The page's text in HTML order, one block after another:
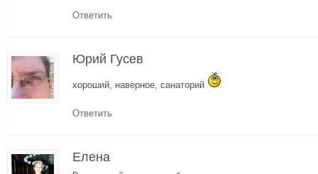
Ответить
Юрий Гусев
хороший, наверное, санаторий
Ответить
Елена